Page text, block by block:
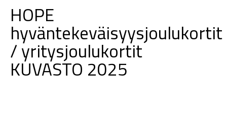
HOPE
hyväntekeväisyysjoulukortit
/ yritysjoulukortit
KUVASTO 2025